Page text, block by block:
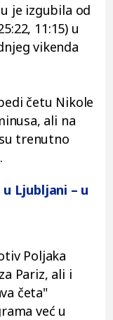
je izgubila od
11:15) u
vikenda
četu Nikole
ali na
trenutno
Ljubljani – u
Poljaka
Pariz, ali i
četa"
već u